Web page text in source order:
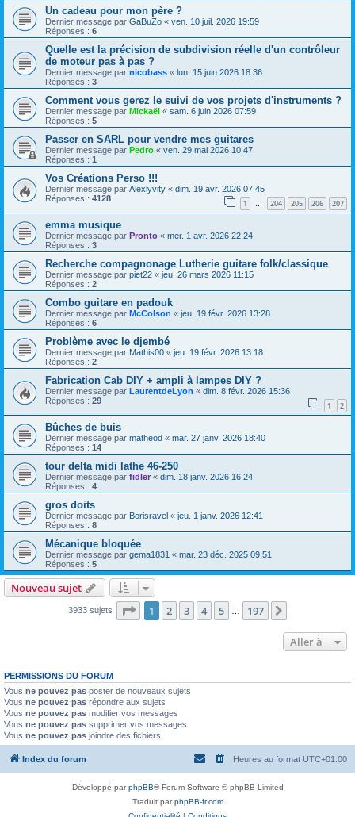
Un cadeau pour mon père ?
Dernier message par GaBuZo « ven. 10 juil. 2026 19:59
Réponses : 6
Quelle est la précision de subdivision réelle d'un contrôleur
de moteur pas à pas ?
Dernier message par nicobass « lun. 15 juin 2026 18:36
Réponses : 3
Comment vous gerez le suivi de vos projets d'instruments ?
Dernier message par Mickaël « sam. 6 juin 2026 07:59
Réponses : 5
Passer en SARL pour vendre mes guitares
Dernier message par Pedro « ven. 29 mai 2026 10:47
Réponses : 1
Vos Créations Perso !!!
Dernier message par Alexlyvity « dim. 19 avr. 2026 07:45
Réponses : 4128 1 … 204 205 206 207
emma musique
Dernier message par Pronto « mer. 1 avr. 2026 22:24
Réponses : 3
Recherche compagnonage Lutherie guitare folk/classique
Dernier message par piet22 « jeu. 26 mars 2026 11:15
Réponses : 2
Combo guitare en padouk
Dernier message par McColson « jeu. 19 févr. 2026 13:28
Réponses : 6
Problème avec le djembé
Dernier message par Mathis00 « jeu. 19 févr. 2026 13:18
Réponses : 2
Fabrication Cab DIY + ampli à lampes DIY ?
Dernier message par LaurentdeLyon « dim. 8 févr. 2026 15:36
Réponses : 29 1 2
Bûches de buis
Dernier message par matheod « mar. 27 janv. 2026 18:40
Réponses : 14
tour delta midi lathe 46-250
Dernier message par fidler « dim. 18 janv. 2026 16:24
Réponses : 4
gros doits
Dernier message par Borisravel « jeu. 1 janv. 2026 12:41
Réponses : 8
Mécanique bloquée
Dernier message par gema1831 « mar. 23 déc. 2025 09:51
Réponses : 5
Nouveau sujet
3933 sujets Page 1sur197
1 2 3 4 5 197
Aller à
PERMISSIONS DU FORUM
Vous ne pouvez pas poster de nouveaux sujets
Vous ne pouvez pas répondre aux sujets
Vous ne pouvez pas modifier vos messages
Vous ne pouvez pas supprimer vos messages
Vous ne pouvez pas joindre des fichiers
Index du forum Heures au format UTC+01:00
Développé parphpBB® Forum Software © phpBB Limited
Traduit parphpBB-fr.com